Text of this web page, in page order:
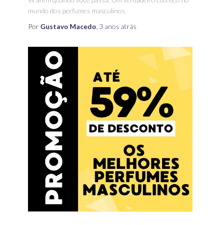
mundo dos perfumes masculinos.
Por Gustavo Macedo 3 anos atrás